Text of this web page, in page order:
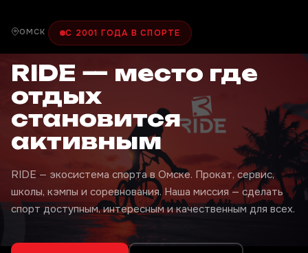
ОМСК С 2001 ГОДА В СПОРТЕ
RIDE — место где
отдых
становится
активным
RIDE — экосистема спорта в Омске. Прокат, сервис,
школы, кэмпы и соревнования. Наша миссия — сделать
спорт доступным, интересным и качественным для всех.